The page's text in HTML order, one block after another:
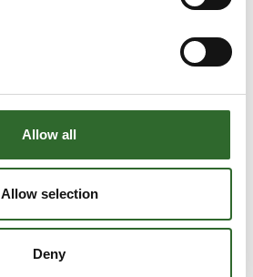
Allow all
Allow selection
Deny